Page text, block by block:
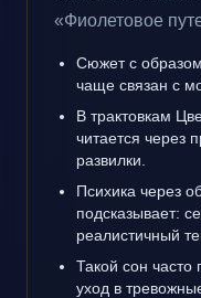
«Фиолетовое
Сюжет с
чаще связан с
В трактовкам
читается через
развилки.
Психика через
подсказывает:
реалистичный
Такой сон часто
уход в